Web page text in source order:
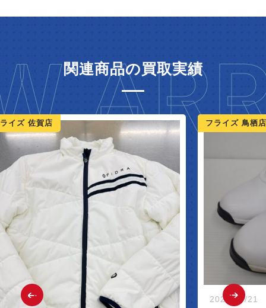
関連商品の買取実績
イズ 佐賀店 フライズ 鳥栖店
2026/07/21